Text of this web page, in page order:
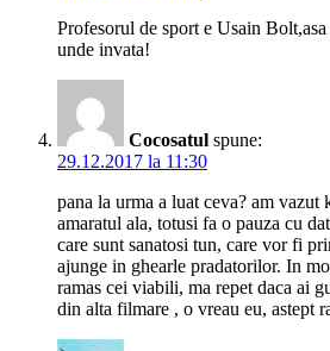
Profesorul de sport e Usain
unde invata!
Cocosatul spune:
29.12.2017 la 11:30
pana la urma a luat ceva? am vazut
amaratul ala, totusi fa o pauza cu
care sunt sanatosi tun, care vor fi
ajunge in ghearle pradatorilor. In
ramas cei viabili, ma repet daca ai
din alta filmare , o vreau eu, astept